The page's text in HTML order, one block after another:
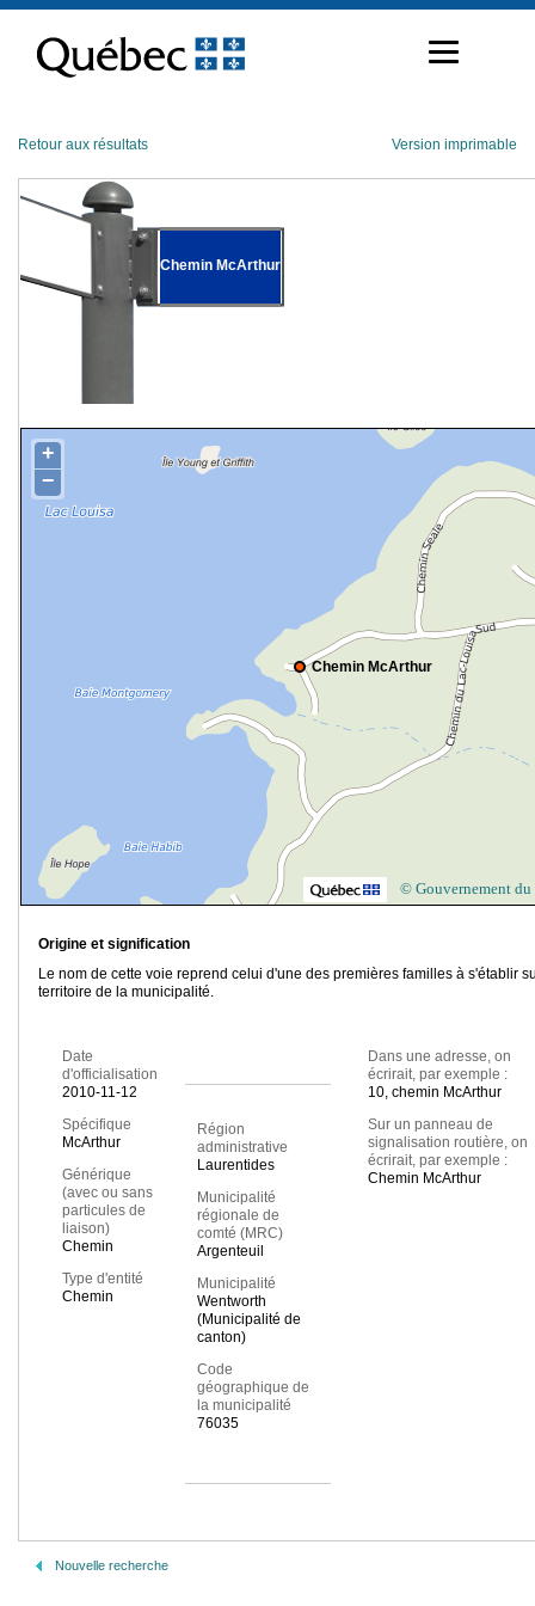
contenu
Retour aux résultats Version imprimable
Chemin McArthur
Chemin McArthur
+
−
© Gouvernement du
Origine et signification
Le nom de cette voie reprend celui d'une des premières familles à s'établir
territoire de la municipalité.
Date
d'officialisation
2010-11-12
Spécifique
McArthur
Générique
(avec ou sans
particules de
liaison)
Chemin
Type d'entité
Chemin
Région
administrative
Laurentides
Municipalité
régionale de
comté (MRC)
Argenteuil
Municipalité
Wentworth
(Municipalité de
canton)
Code
géographique de
la municipalité
76035
Dans une adresse, on
écrirait, par exemple :
10, chemin McArthur
Sur un panneau de
signalisation routière, on
écrirait, par exemple :
Chemin McArthur
Nouvelle recherche